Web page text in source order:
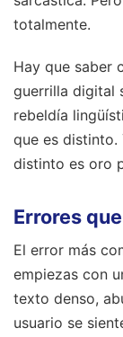
totalmente.
Hay que saber
guerrilla digital
rebeldía
que es distinto.
distinto es oro
Errores
El error más
empiezas con
texto denso,
usuario se